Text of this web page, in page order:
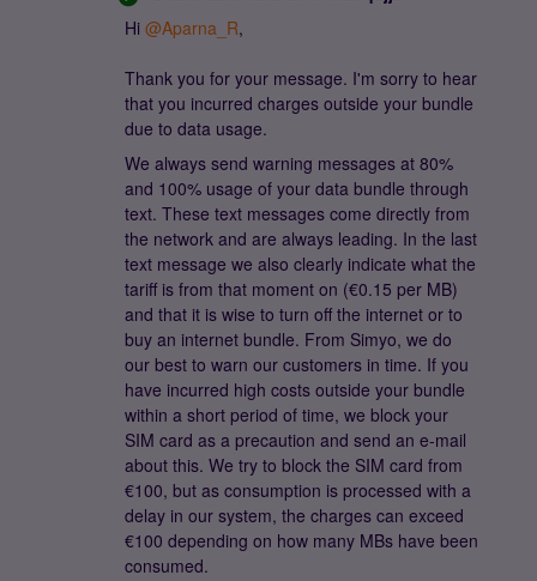
Hi ​ @Aparna_R,
Thank you for your message. I'm sorry to hear
that you incurred charges outside your bundle
due to data usage.
We always send warning messages at 80%
and 100% usage of your data bundle through
text. These text messages come directly from
the network and are always leading. In the last
text message we also clearly indicate what the
tariff is from that moment on (€0.15 per MB)
and that it is wise to turn off the internet or to
buy an internet bundle. From Simyo, we do
our best to warn our customers in time. If you
have incurred high costs outside your bundle
within a short period of time, we block your
SIM card as a precaution and send an e-mail
about this. We try to block the SIM card from
€100, but as consumption is processed with a
delay in our system, the charges can exceed
€100 depending on how many MBs have been
consumed.